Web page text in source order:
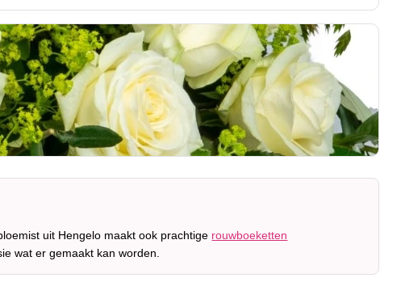
uit Hengelo maakt ook prachtige rouwboeketten
wat er gemaakt kan worden.